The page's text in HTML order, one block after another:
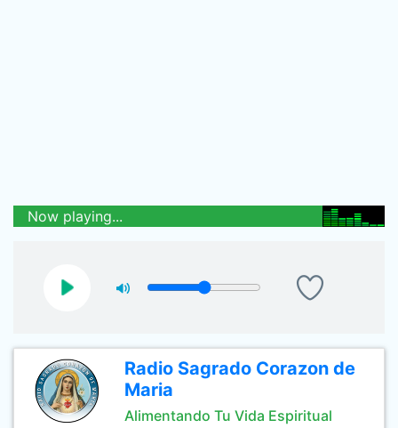
Now playing...
Radio Sagrado Corazon de
Maria
Alimentando Tu Vida Espiritual